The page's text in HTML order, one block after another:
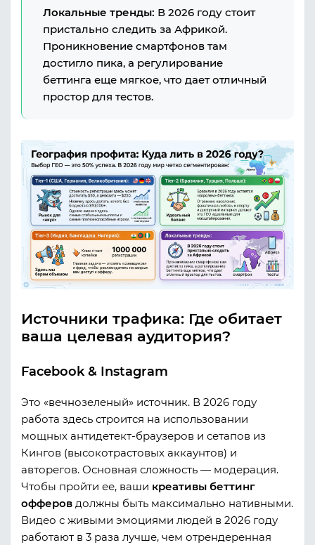
Локальные тренды: В 2026 году стоит
пристально следить за Африкой.
Проникновение смартфонов там
достигло пика, а регулирование
беттинга еще мягкое, что дает отличный
простор для тестов.
Источники трафика: Где обитает
ваша целевая аудитория?
Facebook & Instagram
Это «вечнозеленый» источник. В 2026 году
работа здесь строится на использовании
мощных антидетект-браузеров и сетапов из
Кингов (высокотрастовых аккаунтов) и
авторегов. Основная сложность — модерация.
Чтобы пройти ее, ваши креативы беттинг
офферов должны быть максимально нативными.
Видео с живыми эмоциями людей в 2026 году
работают в 3 раза лучше, чем отрендеренная